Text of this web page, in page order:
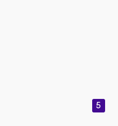
5